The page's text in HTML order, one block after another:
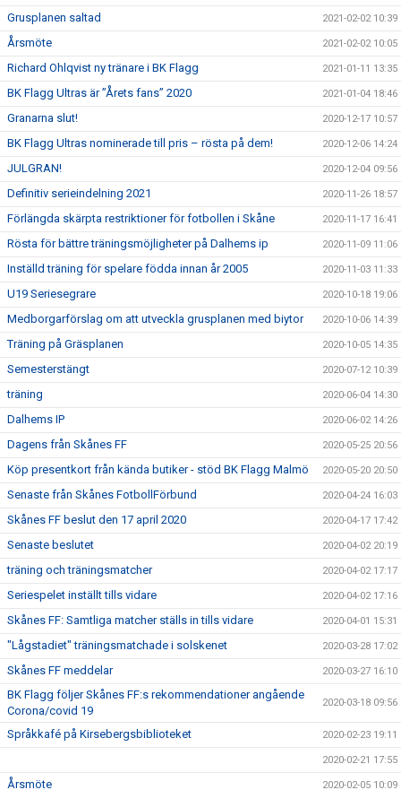
Grusplanen saltad 2021-02-02 10:39
Årsmöte 2021-02-02 10:05
Richard Ohlqvist ny tränare i BK Flagg 2021-01-11 13:35
BK Flagg Ultras är ”Årets fans” 2020 2021-01-04 18:46
Granarna slut! 2020-12-17 10:57
BK Flagg Ultras nominerade till pris – rösta på dem! 2020-12-06 14:24
JULGRAN! 2020-12-04 09:56
Definitiv serieindelning 2021 2020-11-26 18:57
Förlängda skärpta restriktioner för fotbollen i Skåne 2020-11-17 16:41
Rösta för bättre träningsmöjligheter på Dalhems ip 2020-11-09 11:06
Inställd träning för spelare födda innan år 2005 2020-11-03 11:33
U19 Seriesegrare 2020-10-18 19:06
Medborgarförslag om att utveckla grusplanen med biytor 2020-10-06 14:39
Träning på Gräsplanen 2020-10-05 14:35
Semesterstängt 2020-07-12 10:39
träning 2020-06-04 14:30
Dalhems IP 2020-06-02 14:26
Dagens från Skånes FF 2020-05-25 20:56
Köp presentkort från kända butiker - stöd BK Flagg Malmö 2020-05-20 20:50
Senaste från Skånes FotbollFörbund 2020-04-24 16:03
Skånes FF beslut den 17 april 2020 2020-04-17 17:42
Senaste beslutet 2020-04-02 20:19
träning och träningsmatcher 2020-04-02 17:17
Seriespelet inställt tills vidare 2020-04-02 17:16
Skånes FF: Samtliga matcher ställs in tills vidare 2020-04-01 15:31
"Lågstadiet" träningsmatchade i solskenet 2020-03-28 17:02
Skånes FF meddelar 2020-03-27 16:10
BK Flagg följer Skånes FF:s rekommendationer angående
Corona/covid 19
2020-03-18 09:56
Språkkafé på Kirsebergsbiblioteket 2020-02-23 19:11
2020-02-21 17:55
Årsmöte 2020-02-05 10:09